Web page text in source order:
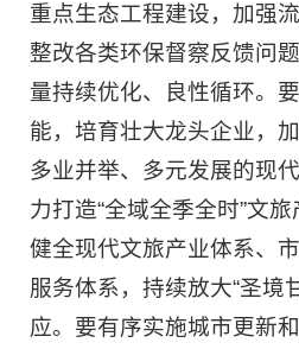
重点生态工程建设，加强
整改各类环保督察反馈问
量持续优化、良性循环。
能，培育壮大龙头企业，
多业并举、多元发展的现
力打造“全域全季全时”文
健全现代文旅产业体系、
服务体系，持续放大“圣境
应。要有序实施城市更新